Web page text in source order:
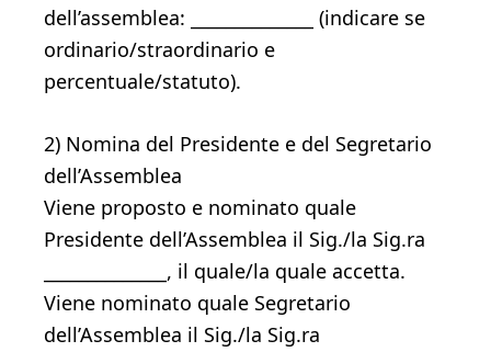
dell’assemblea: ______________ (indicare se
ordinario/straordinario e
percentuale/statuto).
2) Nomina del Presidente e del Segretario
dell’Assemblea
Viene proposto e nominato quale
Presidente dell’Assemblea il Sig./la Sig.ra
______________, il quale/la quale accetta.
Viene nominato quale Segretario
dell’Assemblea il Sig./la Sig.ra